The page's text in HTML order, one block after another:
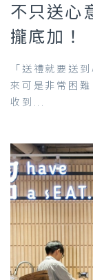
不只送心
攏底加！
「送禮就要送
來可是非常困
收到...